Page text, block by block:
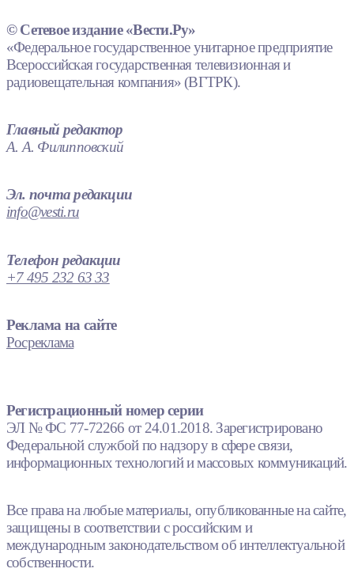
© Сетевое издание «Вести.Ру»
«Федеральное государственное унитарное предприятие
Всероссийская государственная телевизионная и
радиовещательная компания» (ВГТРК).
Главный редактор
А. А. Филипповский
Эл. почта редакции
info@vesti.ru
Телефон редакции
+7 495 232 63 33
Реклама на сайте
Росреклама
Регистрационный номер серии
ЭЛ № ФС 77-72266 от 24.01.2018. Зарегистрировано
Федеральной службой по надзору в сфере связи,
информационных технологий и массовых коммуникаций.
Все права на любые материалы, опубликованные на сайте,
защищены в соответствии с российским и
международным законодательством об интеллектуальной
собственности.